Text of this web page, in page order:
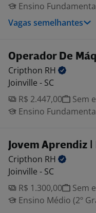
Ensino
Vagas semelhantes
Operador De
Cripthon RH
Joinville - SC
R$ 2.447,00
Sem
Ensino
Jovem Aprendiz |
Cripthon RH
Joinville - SC
R$ 1.300,00
Sem
Ensino Médio (2º